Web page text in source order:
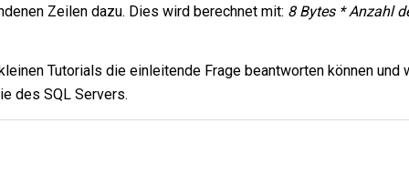
Zeilen dazu. Dies wird berechnet mit: 8 Bytes * Anzahl
Tutorials die einleitende Frage beantworten können und
des SQL Servers.